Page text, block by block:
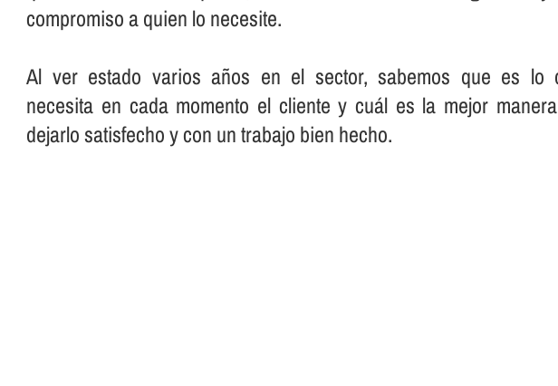
compromiso a quien lo necesite.
Al ver estado varios años en el sector, sabemos que es lo
necesita en cada momento el cliente y cuál es la mejor
dejarlo satisfecho y con un trabajo bien hecho.